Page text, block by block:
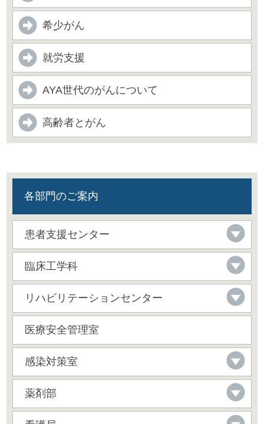
希少がん
就労支援
AYA世代のがんについて
高齢者とがん
各部門のご案内
患者支援センター
臨床工学科
リハビリテーションセンター
医療安全管理室
感染対策室
薬剤部